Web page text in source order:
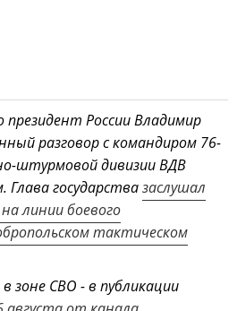
России Владимир
разговор с командиром 76-
штурмовой дивизии ВДВ
государствазаслушал
линии боевого
тактическом
зоне СВО - в публикации